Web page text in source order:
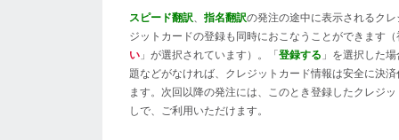
スピード翻訳、 指名翻訳の発注の途中に表示されるク
ジットカードの登録も同時におこなうことができます
い 」が選択されています）。「 登録する 」を選択した
題などがなければ、クレジットカード情報は安全に決
ます。次回以降の発注には、このとき登録したクレジ
しで、ご利用いただけます。